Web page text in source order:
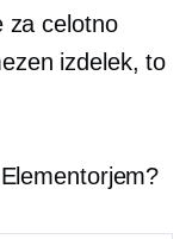
za celotno
izdelek, to